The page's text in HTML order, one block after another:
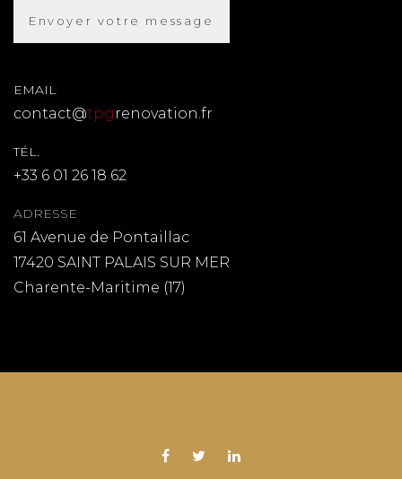
EMAIL
contact@tpg renovation.fr
TÉL.
+33 6 01 26 18 62
ADRESSE
61 Avenue de Pontaillac
17420 SAINT PALAIS SUR MER
Charente-Maritime (17)